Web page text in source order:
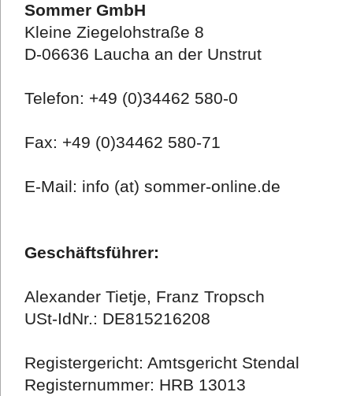
Sommer GmbH
Kleine Ziegelohstraße 8
D-06636 Laucha an der Unstrut
Telefon: +49 (0)34462 580-0
Fax: +49 (0)34462 580-71
E-Mail: info (at) sommer-online.de
Geschäftsführer:
Alexander Tietje, Franz Tropsch
USt-IdNr.: DE815216208
Registergericht: Amtsgericht Stendal
Registernummer: HRB 13013